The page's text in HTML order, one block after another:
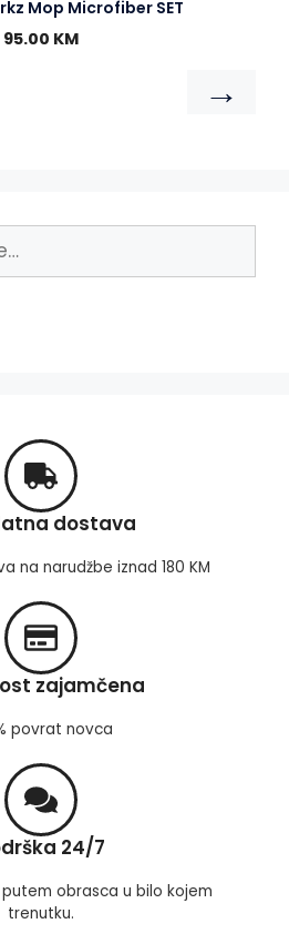
Mop Microfiber SET
95.00 KM
→
dostava
na narudžbe iznad 180 KM
zajamčena
povrat novca
24/7
obrasca u bilo kojem
trenutku.